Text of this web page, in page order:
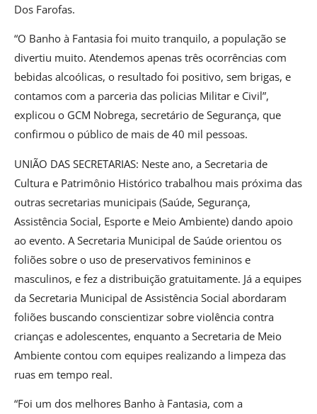
Dos Farofas.
“O Banho à Fantasia foi muito tranquilo, a população se
divertiu muito. Atendemos apenas três ocorrências com
bebidas alcoólicas, o resultado foi positivo, sem brigas, e
contamos com a parceria das policias Militar e Civil”,
explicou o GCM Nobrega, secretário de Segurança, que
confirmou o público de mais de 40 mil pessoas.
UNIÃO DAS SECRETARIAS: Neste ano, a Secretaria de
Cultura e Patrimônio Histórico trabalhou mais próxima das
outras secretarias municipais (Saúde, Segurança,
Assistência Social, Esporte e Meio Ambiente) dando apoio
ao evento. A Secretaria Municipal de Saúde orientou os
foliões sobre o uso de preservativos femininos e
masculinos, e fez a distribuição gratuitamente. Já a equipes
da Secretaria Municipal de Assistência Social abordaram
foliões buscando conscientizar sobre violência contra
crianças e adolescentes, enquanto a Secretaria de Meio
Ambiente contou com equipes realizando a limpeza das
ruas em tempo real.
“Foi um dos melhores Banho à Fantasia, com a